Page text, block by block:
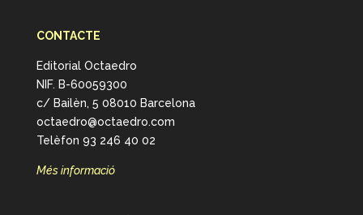
CONTACTE
Editorial Octaedro
NIF. B-60059300
c/ Bailèn, 5 08010 Barcelona
octaedro@octaedro.com
Telèfon 93 246 40 02
Més informació